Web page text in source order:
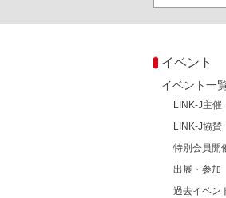
イベント
イベント一
LINK-J主催
LINK-J協賛
特別会員開
出展・参加
過去イベン